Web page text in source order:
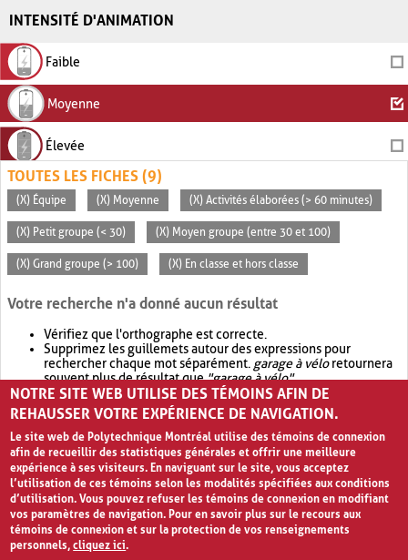
INTENSITÉ D'ANIMATION
Faible
Moyenne
Élevée
TOUTES LES FICHES (9)
(X) Équipe (X) Moyenne (X) Activités élaborées (> 60 minutes)
(X) Petit groupe (< 30) (X) Moyen groupe (entre 30 et 100)
(X) Grand groupe (> 100) (X) En classe et hors classe
Votre recherche n'a donné aucun résultat
Vérifiez que l'orthographe est correcte.
Supprimez les guillemets autour des expressions pour
rechercher chaque mot séparément. garage à véloretournera
souvent plus de résultat que"garage à vélo".
Envisagez d'élargir votre recherche avec OR.garage OR vélo
retournera souvent plus de résultat quegarage à vélo
NOTRE SITE WEB UTILISE DES TÉMOINS AFIN DE
REHAUSSER VOTRE EXPÉRIENCE DE NAVIGATION.
Le site web de Polytechnique Montréal utilise des témoins de connexion
afin de recueillir des statistiques générales et offrir une meilleure
expérience à ses visiteurs. En naviguant sur le site, vous acceptez
l’utilisation de ces témoins selon les modalités spécifiées aux conditions
d’utilisation. Vous pouvez refuser les témoins de connexion en modifiant
vos paramètres de navigation. Pour en savoir plus sur le recours aux
témoins de connexion et sur la protection de vos renseignements
personnels,cliquez ici.